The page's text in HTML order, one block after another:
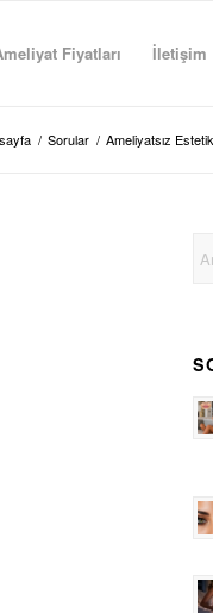
Fiyatları İletişim
/ Sorular / Ameliyatsız